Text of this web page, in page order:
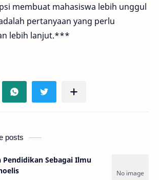
membuat mahasiswa lebih unggul
pertanyaan yang perlu
lebih lanjut.***
posts
Sebagai Ilmu